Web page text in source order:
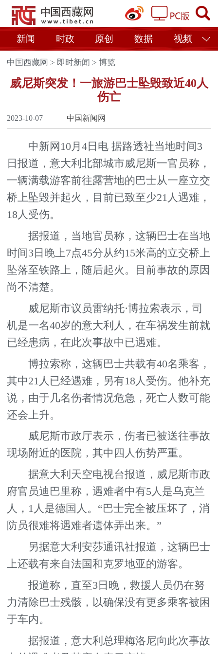
新闻 时政 原创 数据 视频
中国西藏网 > 即时新闻 >博览
威尼斯突发！一旅游巴士坠毁致近40人
伤亡
2023-10-07 中国新闻网
中新网10月4日电 据路透社当地时间3
日报道，意大利北部城市威尼斯一官员称，
一辆满载游客前往露营地的巴士从一座立交
桥上坠毁并起火，目前已致至少21人遇难，
18人受伤。
据报道，当地官员称，这辆巴士在当地
时间3日晚上7点45分从约15米高的立交桥上
坠落至铁路上，随后起火。目前事故的原因
尚不清楚。
威尼斯市议员雷纳托·博拉索表示，司
机是一名40岁的意大利人，在车祸发生前就
已经患病，在此次事故中已遇难。
博拉索称，这辆巴士共载有40名乘客，
其中21人已经遇难，另有18人受伤。他补充
说，由于几名伤者情况危急，死亡人数可能
还会上升。
威尼斯市政厅表示，伤者已被送往事故
现场附近的医院，其中四人伤势严重。
据意大利天空电视台报道，威尼斯市政
府官员迪巴里称，遇难者中有5人是乌克兰
人，1人是德国人。“巴士完全被压坏了，消
防员很难将遇难者遗体弄出来。”
另据意大利安莎通讯社报道，这辆巴士
上还载有来自法国和克罗地亚的游客。
报道称，直至3日晚，救援人员仍在努
力清除巴士残骸，以确保没有更多乘客被困
于车内。
据报道，意大利总理梅洛尼向此次事故